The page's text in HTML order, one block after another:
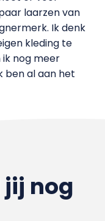
laarzen van
Ik denk
kleding te
ik nog meer
ben al aan het
jij nog